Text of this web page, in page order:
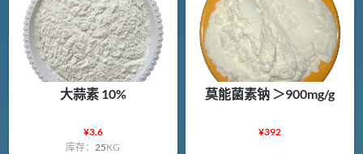
大蒜素 10%
¥3.6
库存： 25KG
莫能菌素钠 ＞900mg/g
¥392